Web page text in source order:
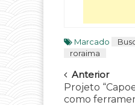
Marcado
roraima
Navegar
Anterior
Projeto
como